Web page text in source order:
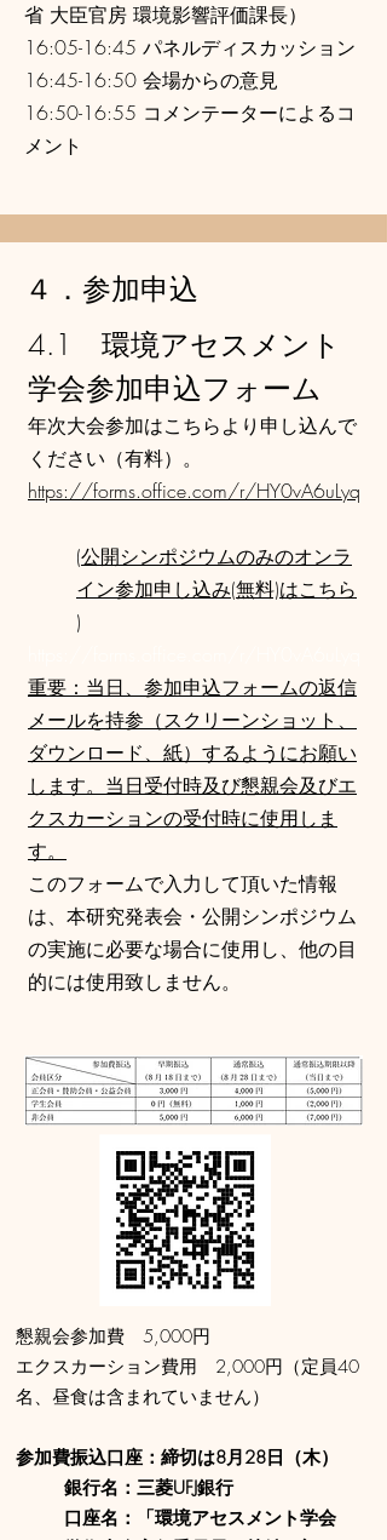
省 大臣官房 環境影響評価課長）
16:05-16:45 パネルディスカッション
16:45-16:50 会場からの意見
16:50-16:55 コメンテーターによるコ
メント
４．参加申込
4.1 環境アセスメント
学会参加申込フォーム
年次大会参加はこちらより申し込んで
ください（有料）。
https://forms.office.com/r/HY0vA6uLyq
(公開シンポジウムのみのオンラ
イン参加申し込み(無料)はこちら
)
重要：当日、参加申込フォームの返信
メールを持参（スクリーンショット、
ダウンロード、紙）するようにお願い
します。当日受付時及び懇親会及びエ
クスカーションの受付時に使用しま
す。
このフォームで入力して頂いた情報
は、本研究発表会・公開シンポジウム
の実施に必要な場合に使用し、他の目
的には使用致しません。
懇親会参加費 5,000円
エクスカーション費用 2,000円（定員40
名、昼食は含まれていません）
参加費振込口座：締切は8月28日（木）
銀行名：三菱UFJ銀行
口座名：「環境アセスメント学会